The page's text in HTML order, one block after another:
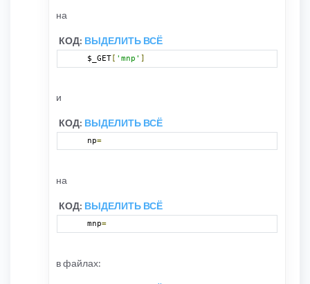
на
КОД: ВЫДЕЛИТЬ ВСЁ
$_GET [ 'mnp' ]
и
КОД: ВЫДЕЛИТЬ ВСЁ
np=
на
КОД: ВЫДЕЛИТЬ ВСЁ
mnp=
в файлах: